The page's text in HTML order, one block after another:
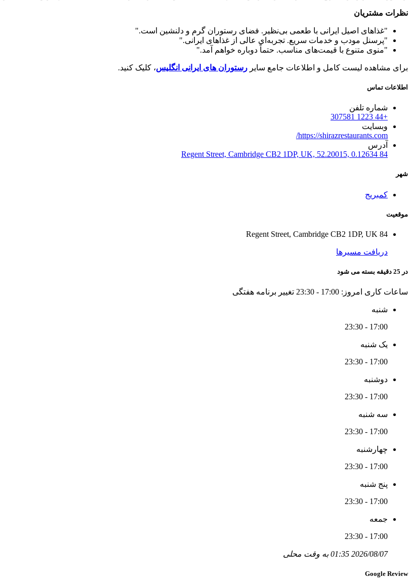
نظرات مشتریان
"غذاهای اصیل ایرانی با طعمی بی‌نظیر. فضای رستوران گرم و دلنشین است."
"پرسنل مودب و خدمات سریع. تجربه‌ای عالی از غذاهای ایرانی."
"منوی متنوع با قیمت‌های مناسب. حتماً دوباره خواهم آمد."
برای مشاهده لیست کامل و اطلاعات جامع سایر رستوران های ایرانی انگلیس، کلیک کنید.
اطلاعات تماس
شماره تلفن
+44 1223 307581
وبسایت
https://shirazrestaurants.com/
آدرس
84 Regent Street, Cambridge CB2 1DP, UK, 52.20015, 0.12634
شهر
کمبریج
موقعیت
84 Regent Street, Cambridge CB2 1DP, UK
دریافت مسیرها
در 25 دقیقه بسته می شود
ساعات کاری امروز: 17:00 - 23:30 تغییر برنامه هفتگی
شنبه
17:00 - 23:30
یک شنبه
17:00 - 23:30
دوشنبه
17:00 - 23:30
سه شنبه
17:00 - 23:30
چهارشنبه
17:00 - 23:30
پنج شنبه
17:00 - 23:30
جمعه
17:00 - 23:30
2026/08/07 01:35 به وقت محلی
Google Review